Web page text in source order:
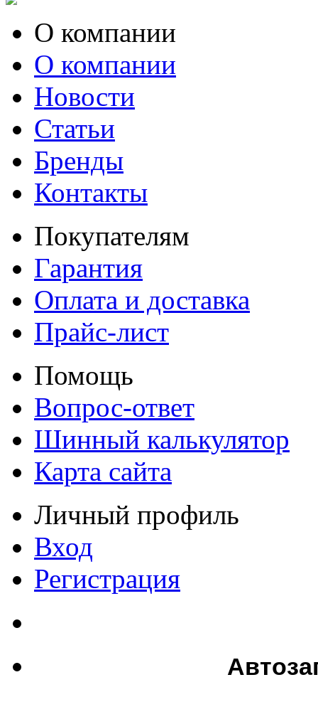
О компании
О компании
Новости
Статьи
Бренды
Контакты
Покупателям
Гарантия
Оплата и доставка
Прайс-лист
Помощь
Вопрос-ответ
Шинный калькулятор
Карта сайта
Личный профиль
Вход
Регистрация